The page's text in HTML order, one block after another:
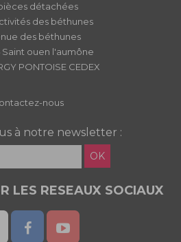
détachées
des béthunes
des béthunes
Saint ouen l'aumône
PONTOISE CEDEX
nous
à notre newsletter :
OK
LES RESEAUX SOCIAUX